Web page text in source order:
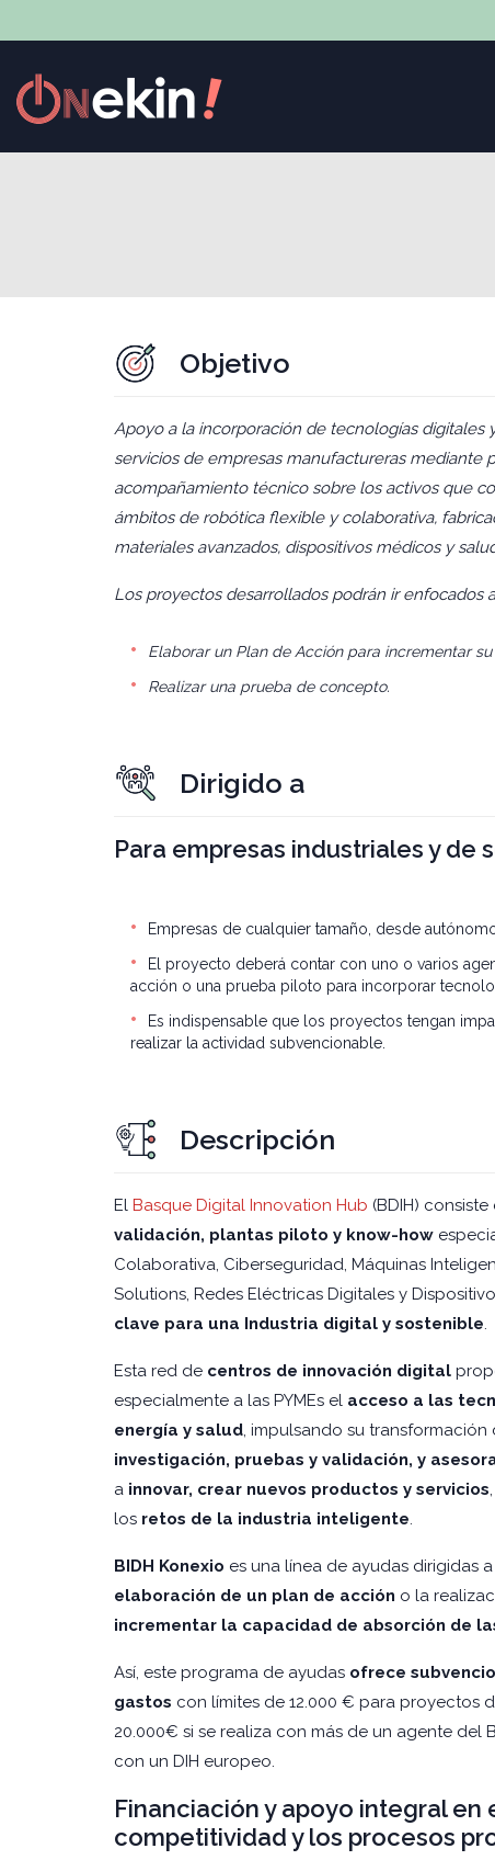
Objetivo
Apoyo a la incorporación de tecnologías
servicios de empresas manufactureras mediante
acompañamiento técnico sobre los activos que
ámbitos de robótica flexible y colaborativa,
materiales avanzados, dispositivos médicos y
Los proyectos desarrollados podrán ir enfocados
Elaborar un Plan de Acción para incrementar
Realizar una prueba de concepto.
Dirigido a
Para empresas industriales y de
Empresas de cualquier tamaño, desde
El proyecto deberá contar con uno o varios
acción o una prueba piloto para incorporar
Es indispensable que los proyectos tengan
realizar la actividad subvencionable.
Descripción
El Basque Digital Innovation Hub (BDIH) consiste
validación, plantas piloto y know-how
Colaborativa, Ciberseguridad, Máquinas
Solutions, Redes Eléctricas Digitales y
clave para una Industria digital y sostenible.
Esta red de centros de innovación digital
especialmente a las PYMEs el acceso a las
energía y salud, impulsando su
investigación, pruebas y validación, y
a innovar, crear nuevos productos y servicios
los retos de la industria inteligente.
BIDH Konexio es una línea de ayudas dirigidas
elaboración de un plan de acción o la
incrementar la capacidad de absorción de
Así, este programa de ayudas ofrece
gastos con límites de 12.000 € para proyectos
20.000€ si se realiza con más de un agente del
con un DIH europeo.
Financiación y apoyo integral
competitividad y los procesos